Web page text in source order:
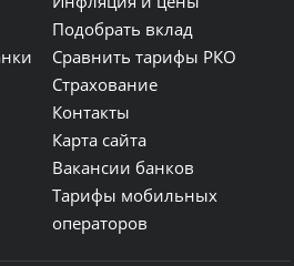
Подобрать вклад
Сравнить тарифы РКО
Страхование
Контакты
Карта сайта
Вакансии банков
Тарифы мобильных
операторов